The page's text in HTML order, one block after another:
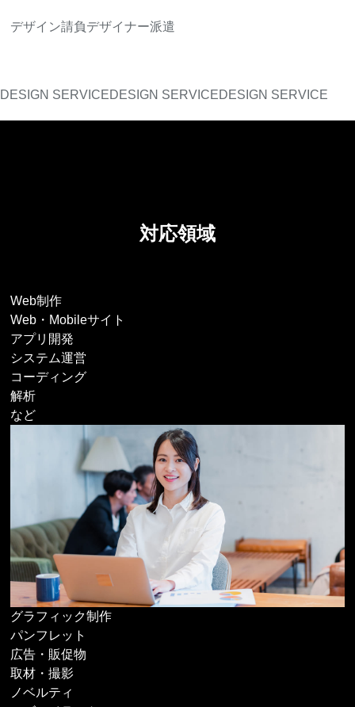
デザイン請負デザイナー派遣
DESIGN SERVICEDESIGN SERVICEDESIGN SERVICE
対応領域
Web制作
Web・Mobileサイト
アプリ開発
システム運営
コーディング
解析
など
グラフィック制作
パンフレット
広告・販促物
取材・撮影
ノベルティ